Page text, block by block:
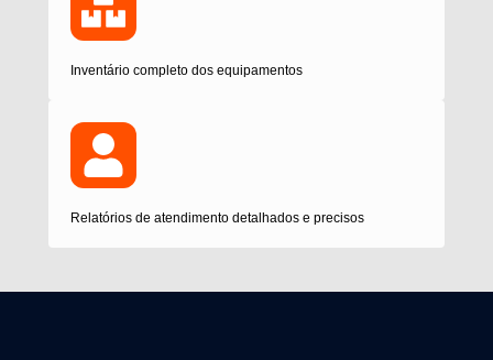
Inventário completo dos equipamentos
Relatórios de atendimento detalhados e precisos